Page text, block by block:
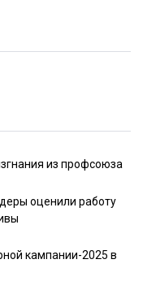
из профсоюза
оценили работу
кампании-2025 в